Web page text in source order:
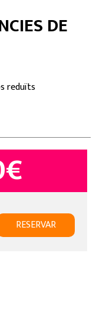
DE
reduïts
€
RESERVAR